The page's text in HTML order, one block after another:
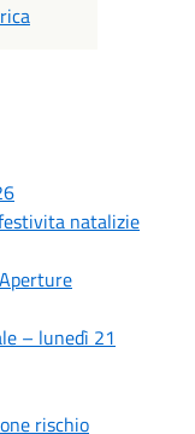
natalizie
– lunedì 21
rischio